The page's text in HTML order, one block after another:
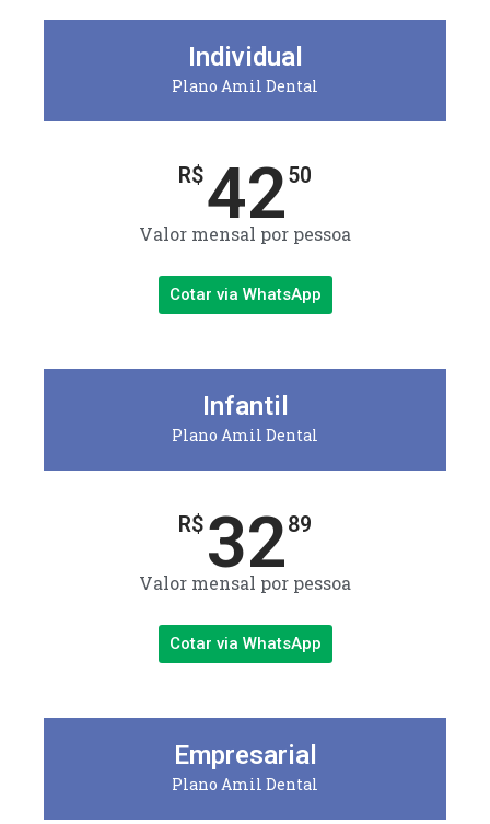
Individual
Plano Amil Dental
R$4250
Valor mensal por pessoa
Cotar via WhatsApp
Infantil
Plano Amil Dental
R$ 3289
Valor mensal por pessoa
Cotar via WhatsApp
Empresarial
Plano Amil Dental